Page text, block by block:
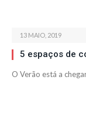
13 MAIO, 2019
5 espaços de
O Verão está a